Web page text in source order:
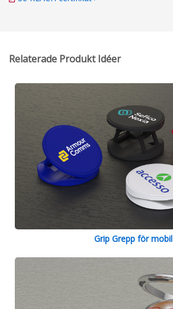
Relaterade Produkt Idéer
Grip Grepp för mobil